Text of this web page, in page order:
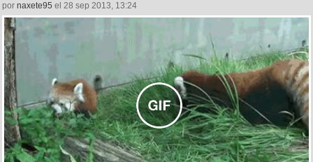
por naxete95 el 28 sep 2013, 13:24